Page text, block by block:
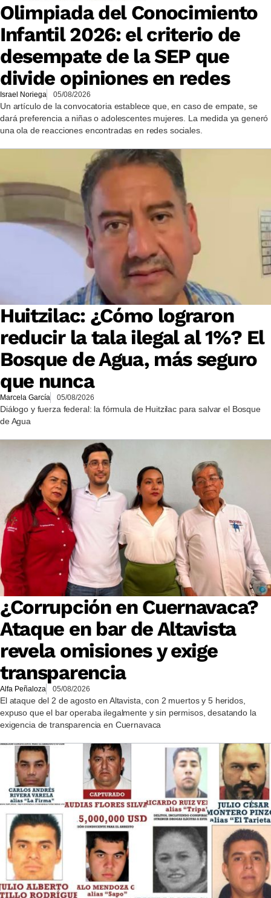
Olimpiada del Conocimiento
Infantil 2026: el criterio de
desempate de la SEP que
divide opiniones en redes
Israel Noriega 05/08/2026
Un artículo de la convocatoria establece que, en caso de empate, se
dará preferencia a niñas o adolescentes mujeres. La medida ya generó
una ola de reacciones encontradas en redes sociales.
Huitzilac: ¿Cómo lograron
reducir la tala ilegal al 1%? El
Bosque de Agua, más seguro
que nunca
Marcela García 05/08/2026
Diálogo y fuerza federal: la fórmula de Huitzilac para salvar el Bosque
de Agua
¿Corrupción en Cuernavaca?
Ataque en bar de Altavista
revela omisiones y exige
transparencia
Alfa Peñaloza 05/08/2026
El ataque del 2 de agosto en Altavista, con 2 muertos y 5 heridos,
expuso que el bar operaba ilegalmente y sin permisos, desatando la
exigencia de transparencia en Cuernavaca